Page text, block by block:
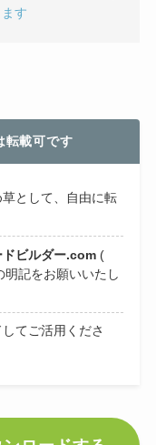
す
転載可です
として、自由に転
ドビルダー.com (
記をお願いいたし
てご活用くださ